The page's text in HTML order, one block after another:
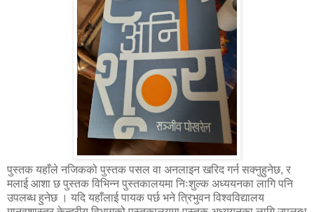
पुस्तक यहाँले नजिकको पुस्तक पसल वा अनलाइन खरिद गर्न सक्नुहुनेछ, र
मलाई आशा छ पुस्तक विभिन्न पुस्तकालयमा निःशुल्क अध्ययनका लागि पनि
उपलब्ध हुनेछ । यदि यहाँलाई पायक पर्छ भने त्रिभुवन विश्वविद्यालय